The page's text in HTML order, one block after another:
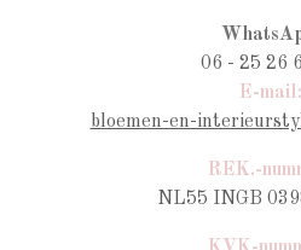
06 - 25 26
E-mail:
bloemen-en-
REK.-
NL55 INGB